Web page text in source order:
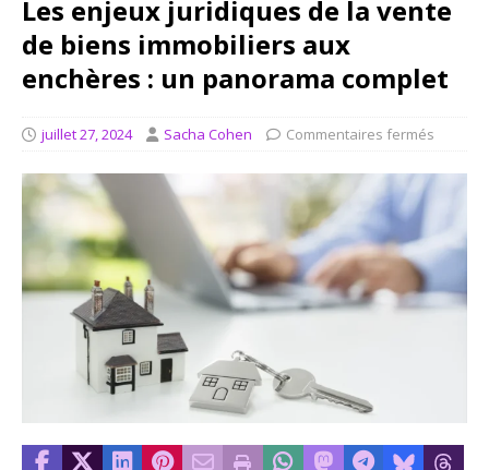
Les enjeux juridiques de la vente
de biens immobiliers aux
enchères : un panorama complet
juillet 27, 2024 Sacha Cohen Commentaires fermés